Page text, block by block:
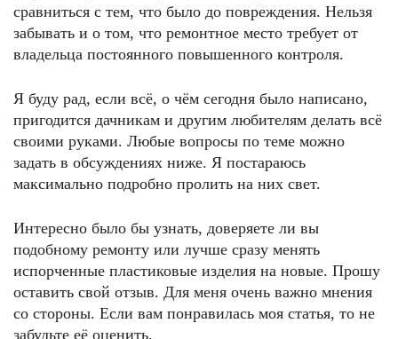
сравниться с тем, что было до повреждения. Нельзя
забывать и о том, что ремонтное место требует от
владельца постоянного повышенного контроля.
Я буду рад, если всё, о чём сегодня было написано,
пригодится дачникам и другим любителям делать всё
своими руками. Любые вопросы по теме можно
задать в обсуждениях ниже. Я постараюсь
максимально подробно пролить на них свет.
Интересно было бы узнать, доверяете ли вы
подобному ремонту или лучше сразу менять
испорченные пластиковые изделия на новые. Прошу
оставить свой отзыв. Для меня очень важно мнения
со стороны. Если вам понравилась моя статья, то не
забудьте её оценить.